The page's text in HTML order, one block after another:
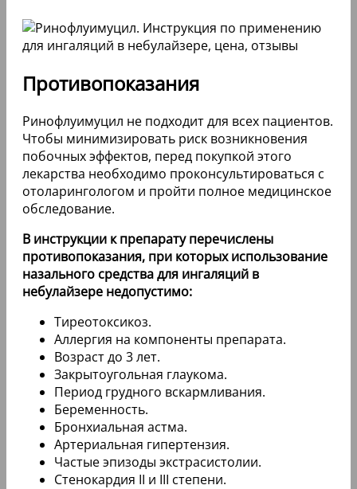
Противопоказания
Ринофлуимуцил не подходит для всех пациентов.
Чтобы минимизировать риск возникновения
побочных эффектов, перед покупкой этого
лекарства необходимо проконсультироваться с
отоларингологом и пройти полное медицинское
обследование.
В инструкции к препарату перечислены
противопоказания, при которых использование
назального средства для ингаляций в
небулайзере недопустимо:
Тиреотоксикоз.
Аллергия на компоненты препарата.
Возраст до 3 лет.
Закрытоугольная глаукома.
Период грудного вскармливания.
Беременность.
Бронхиальная астма.
Артериальная гипертензия.
Частые эпизоды экстрасистолии.
Стенокардия II и III степени.